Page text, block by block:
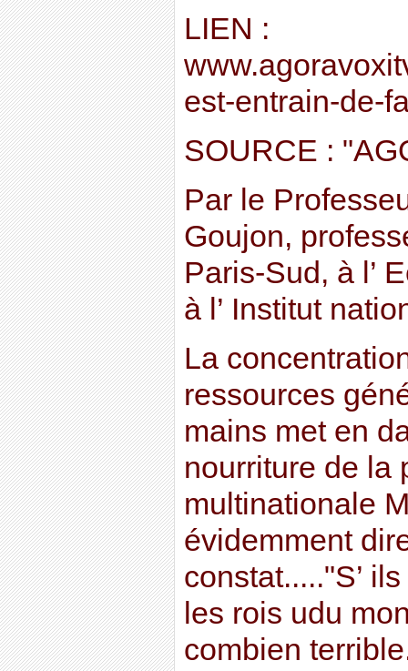
LIEN :
est-entrain-de-
SOURCE :
Par le
Goujon,
Paris-Sud, à l’
à l’ Institut
La
ressources
mains met en
nourriture de la
multinationale
évidemment
constat....."S’
les rois udu
combien